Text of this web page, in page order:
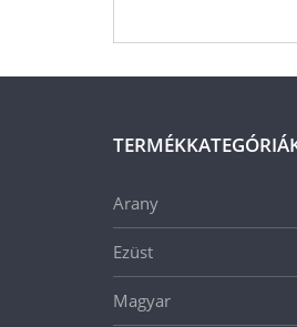
Arany
Ezüst
Magyar